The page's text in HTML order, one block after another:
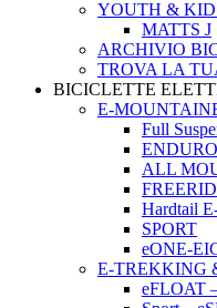
YOUTH &
MATTS J
ARCHIVIO
TROVA LA
BICICLETTE
E-
Full
ENDURO
ALL
Hardtail
SPORT
eONE-
E-TREKKING
eFLOAT